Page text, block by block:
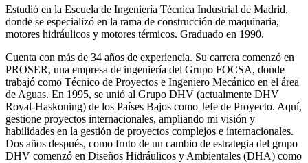
Estudió en la Escuela de Ingeniería Técnica Industrial de Madrid,
donde se especializó en la rama de construcción de maquinaria,
motores hidráulicos y motores térmicos. Graduado en 1990.
Cuenta con más de 34 años de experiencia. Su carrera comenzó en
PROSER, una empresa de ingeniería del Grupo FOCSA, donde
trabajó como Técnico de Proyectos e Ingeniero Mecánico en el área
de Aguas. En 1995, se unió al Grupo DHV (actualmente DHV
Royal-Haskoning) de los Países Bajos como Jefe de Proyecto. Aquí,
gestione proyectos internacionales, ampliando mi visión y
habilidades en la gestión de proyectos complejos e internacionales.
Dos años después, como fruto de un cambio de estrategia del grupo
DHV comenzó en Diseños Hidráulicos y Ambientales (DHA) como